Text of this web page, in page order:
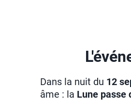
Dans la nuit du 12
âme : la Lune passe